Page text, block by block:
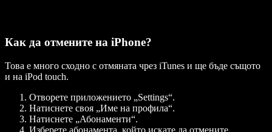
Как да отмените на iPhone?
Това е много сходно с отмяната чрез iTunes и ще бъде същото
и на iPod touch.
Отворете приложението „Settings“.
Натиснете своя „Име на профила“.
Натиснете „Абонаменти“.
Изберете абонамента, който искате да отмените.